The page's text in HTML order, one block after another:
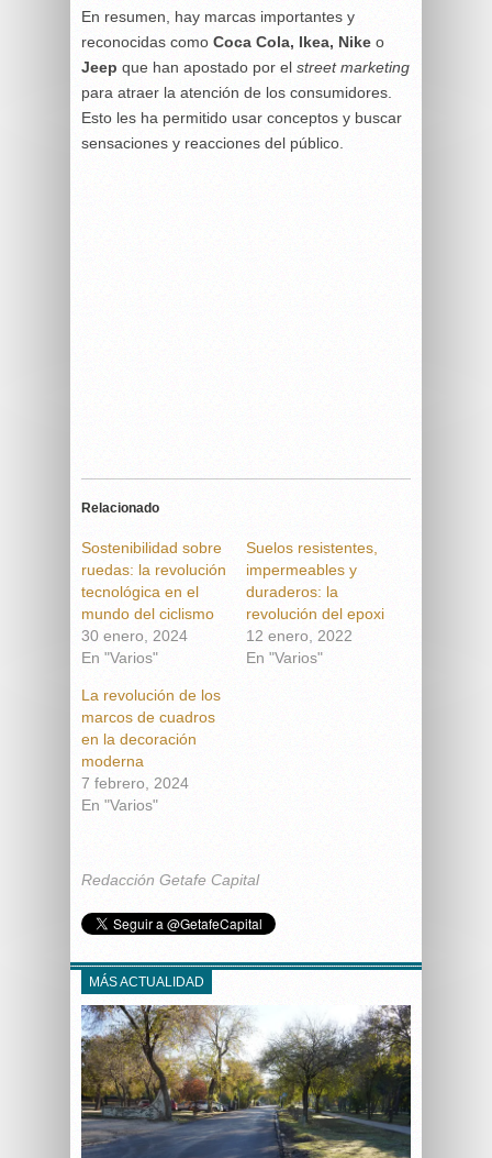
En resumen, hay marcas importantes y
reconocidas como Coca Cola, Ikea, Nike o
Jeep que han apostado por el street marketing
para atraer la atención de los consumidores.
Esto les ha permitido usar conceptos y buscar
sensaciones y reacciones del público.
Relacionado
Sostenibilidad sobre
ruedas: la revolución
tecnológica en el
mundo del ciclismo
30 enero, 2024
En "Varios"
Suelos resistentes,
impermeables y
duraderos: la
revolución del epoxi
12 enero, 2022
En "Varios"
La revolución de los
marcos de cuadros
en la decoración
moderna
7 febrero, 2024
En "Varios"
Redacción Getafe Capital
MÁS ACTUALIDAD